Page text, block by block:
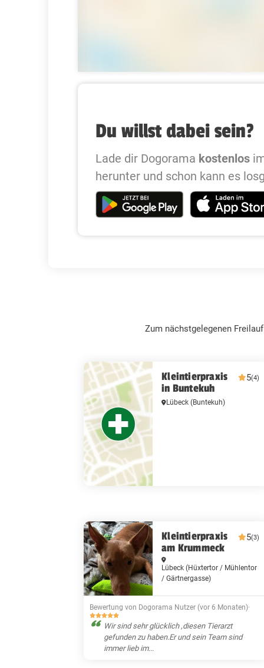
Du willst dabei sein?
Lade dir Dogorama kostenlos
herunter und schon kann es
Zum nächstgelegenen
Kleintierpraxis
in Buntekuh
5(4)
Lübeck(Buntekuh)
Kleintierpraxis
am Krummeck
5(3)
Lübeck(Hüxtertor / Mühlentor
/ Gärtnergasse)
Bewertung von Dogorama Nutzer (vor 6 Monaten)·
Wir sind sehr glücklich ,diesen Tierarzt
gefunden zu haben.Er und sein Team sind
immer lieb im...